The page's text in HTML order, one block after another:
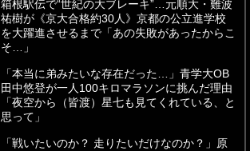
箱根駅伝で“世紀の大ブレーキ”…元順大・難波
祐樹が《京大合格約30人》京都の公立進学校
を大躍進させるまで「あの失敗があったからこ
そ…」
「本当に弟みたいな存在だった…」青学大OB
田中悠登が一人100キロマラソンに挑んだ理由
「夜空から（皆渡）星七も見てくれている、と
思って」
「戦いたいのか？ 走りたいだけなのか？」原